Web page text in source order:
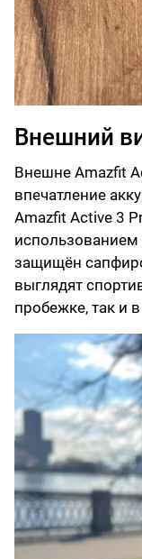
Внешний
Внешне Amazfit
впечатление
Amazfit Active 3
защищён
выглядят
пробежке, так и